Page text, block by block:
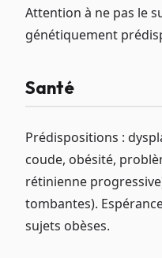
Attention à ne pas le
génétiquement
Santé
Prédispositions :
coude, obésité,
rétinienne
tombantes).
sujets obèses.